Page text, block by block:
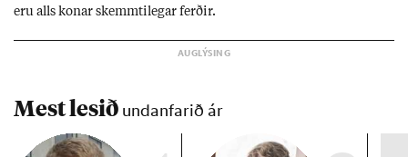
eru alls kon­ar skemmti­leg­ar ferð­ir.
Mest lesið undanfarið ár